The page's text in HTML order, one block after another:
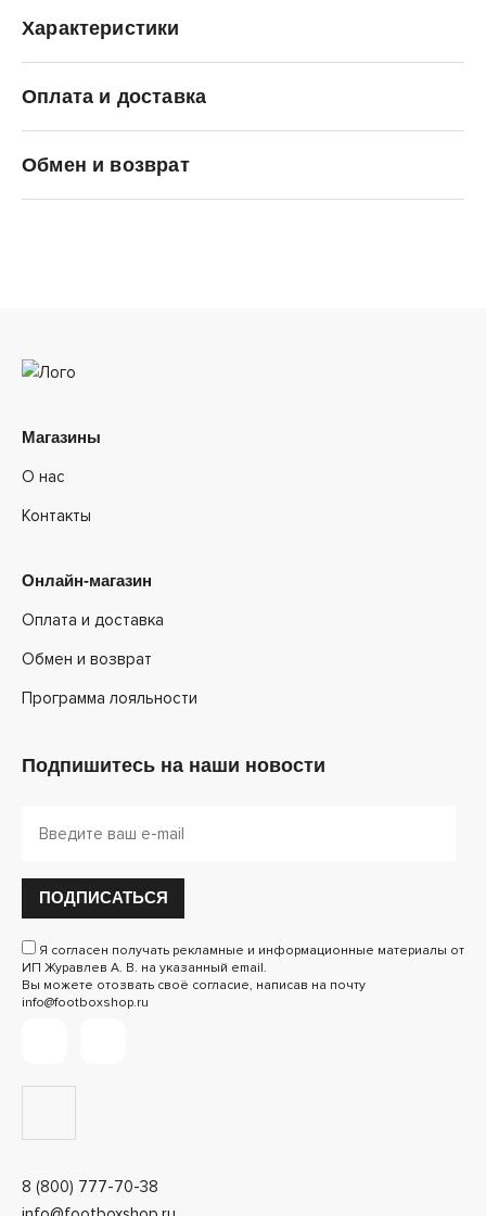
Характеристики
Оплата и доставка
Обмен и возврат
8 (800) 777-70-38
Магазины
О нас
Контакты
Онлайн-магазин
Оплата и доставка
Обмен и возврат
Программа лояльности
Подпишитесь на наши новости
ПОДПИСАТЬСЯ
Я согласен получать рекламные и информационные материалы от
ИП Журавлев А. В. на указанный email.
Вы можете отозвать своё согласие, написав на почту
info@footboxshop.ru